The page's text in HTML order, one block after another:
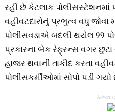
રહી છે કેટલાક
વહીવટદારોનું પ્રભુત્વ વધુ જોવા
પોલીસવડાએ બદલી થયેલ 99
પ્રકારના બેક રેફ્રન્સ વગર
હાજર થવાની તાકીદ કરતા
પોલીસકર્મીઓમાં સોપો પડી ગયો